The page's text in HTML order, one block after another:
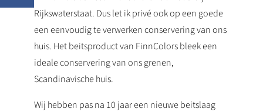
Rijkswaterstaat. Dus let ik privé ook op een goede
een eenvoudig te verwerken conservering van ons
huis. Het beitsproduct van FinnColors bleek een
ideale conservering van ons grenen,
Scandinavische huis.
Wij hebben pas na 10 jaar een nieuwe beitslaag